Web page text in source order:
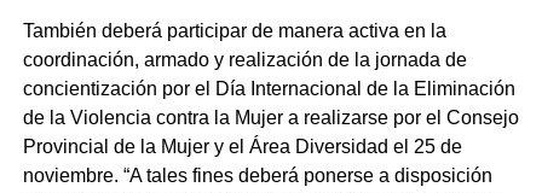
También deberá participar de manera activa en la
coordinación, armado y realización de la jornada de
concientización por el Día Internacional de la Eliminación
de la Violencia contra la Mujer a realizarse por el Consejo
Provincial de la Mujer y el Área Diversidad el 25 de
noviembre. “A tales fines deberá ponerse a disposición